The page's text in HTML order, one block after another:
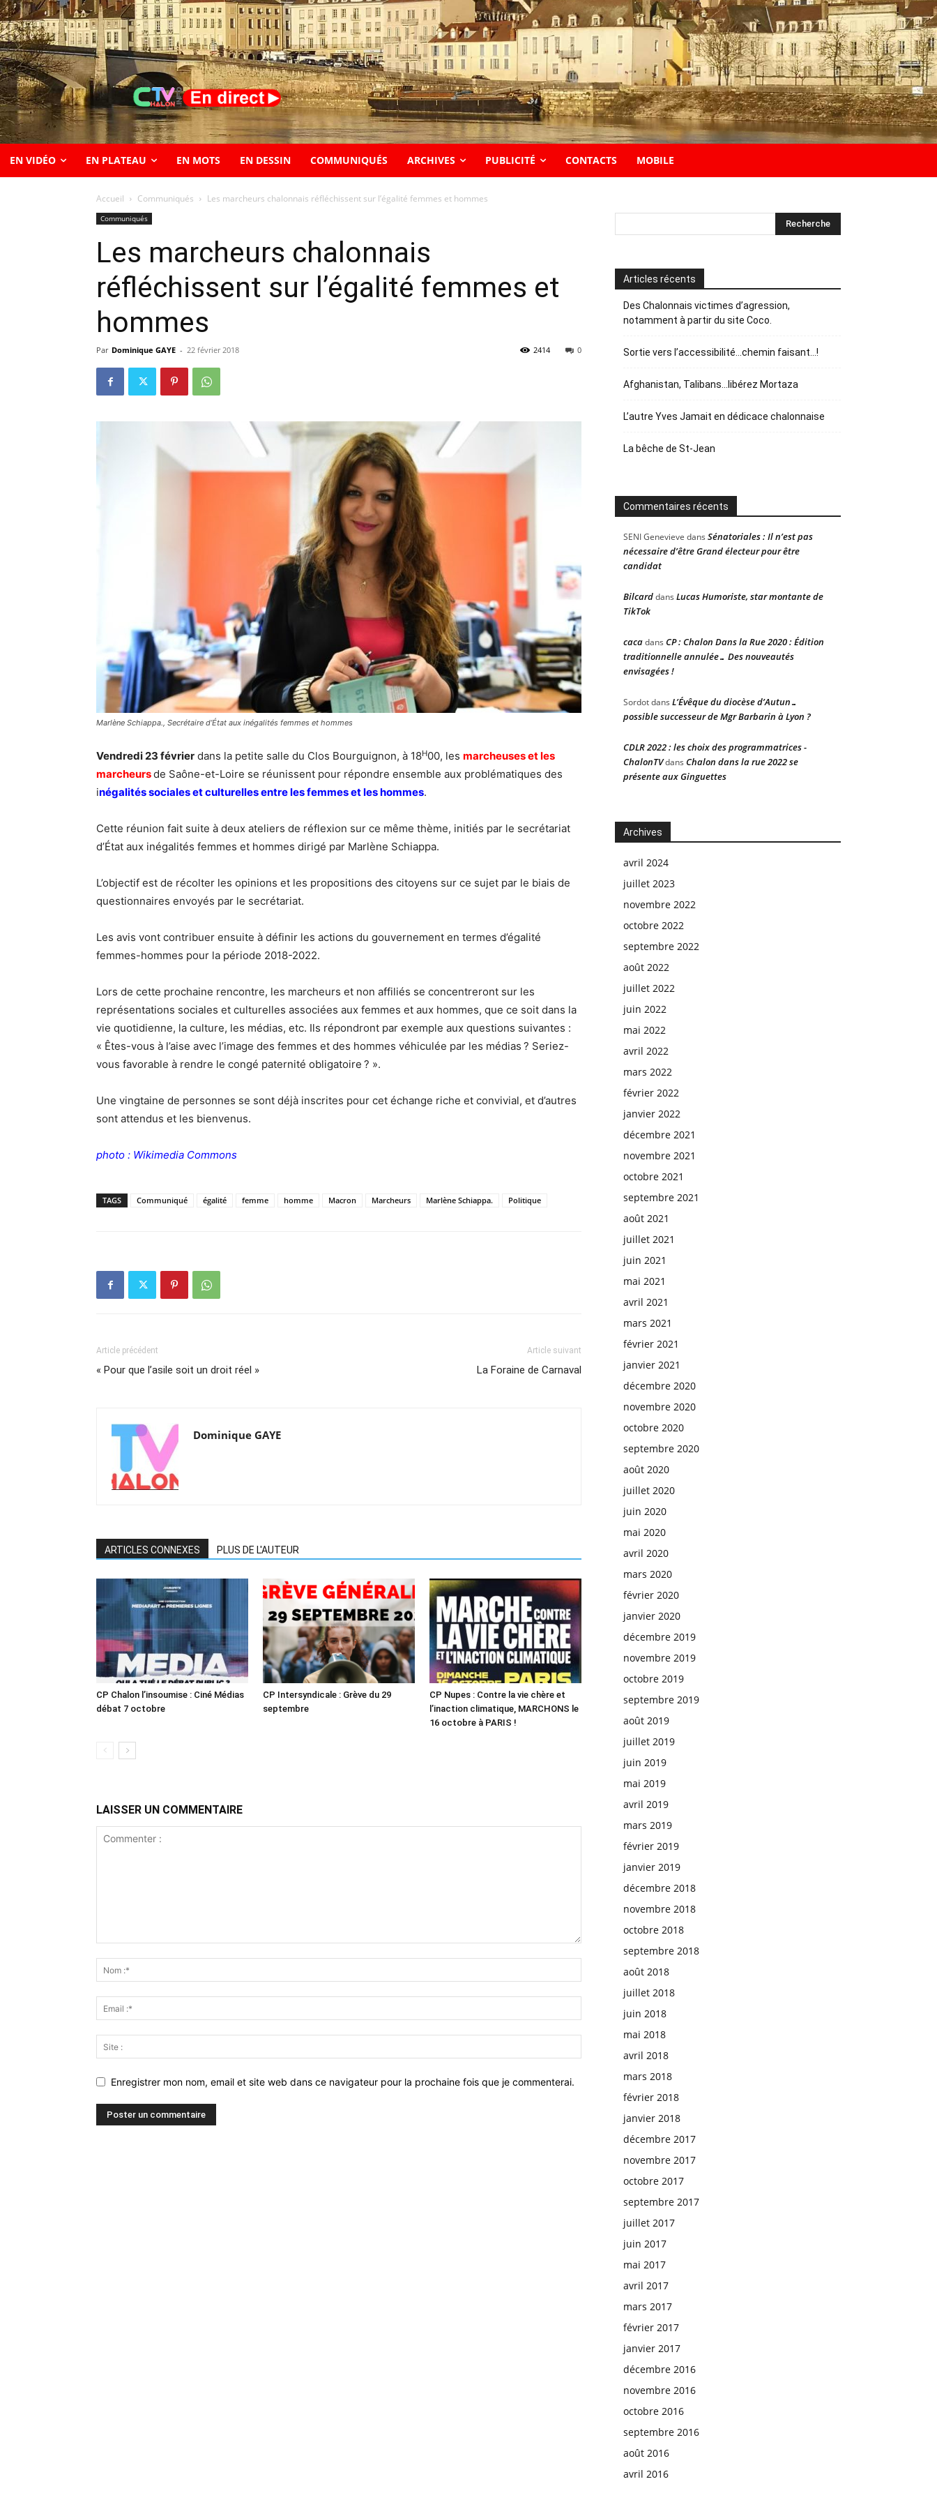
EN VIDÉO EN PLATEAU EN MOTS EN DESSIN COMMUNIQUÉS ARCHIVES PUBLICITÉ CONTACTS MOBILE
Accueil Communiqués Les marcheurs chalonnais réfléchissent sur l’égalité femmes et hommes
Communiqués
Les marcheurs chalonnais
réfléchissent sur l’égalité femmes et
hommes
Par Dominique GAYE - 22 février 2018 0
2414
Marlène Schiappa., Secrétaire d’État aux inégalités femmes et hommes
Vendredi 23 février dans la petite salle du Clos Bourguignon, à 18H00, les marcheuses et les
marcheursde Saône-et-Loire se réunissent pour répondre ensemble aux problématiques des
inégalités sociales et culturelles entre les femmes et les hommes.
Cette réunion fait suite à deux ateliers de réflexion sur ce même thème, initiés par le secrétariat
d’État aux inégalités femmes et hommes dirigé par Marlène Schiappa.
L’objectif est de récolter les opinions et les propositions des citoyens sur ce sujet par le biais de
questionnaires envoyés par le secrétariat.
Les avis vont contribuer ensuite à définir les actions du gouvernement en termes d’égalité
femmes-hommes pour la période 2018-2022.
Lors de cette prochaine rencontre, les marcheurs et non affiliés se concentreront sur les
représentations sociales et culturelles associées aux femmes et aux hommes, que ce soit dans la
vie quotidienne, la culture, les médias, etc. Ils répondront par exemple aux questions suivantes :
« Êtes-vous à l’aise avec l’image des femmes et des hommes véhiculée par les médias ? Seriez-
vous favorable à rendre le congé paternité obligatoire ? ».
Une vingtaine de personnes se sont déjà inscrites pour cet échange riche et convivial, et d’autres
sont attendus et les bienvenus.
photo : Wikimedia Commons
TAGS Communiqué égalité femme homme Macron Marcheurs Marlène Schiappa. Politique
Article précédent
« Pour que l’asile soit un droit réel »
Article suivant
La Foraine de Carnaval
Dominique GAYE
ARTICLES CONNEXES PLUS DE L'AUTEUR
CP Chalon l’insoumise : Ciné Médias
débat 7 octobre
CP Intersyndicale : Grève du 29
septembre
CP Nupes : Contre la vie chère et
l’inaction climatique, MARCHONS le
16 octobre à PARIS !
LAISSER UN COMMENTAIRE
Enregistrer mon nom, email et site web dans ce navigateur pour la prochaine fois que je commenterai.
Articles récents
Des Chalonnais victimes d’agression,
notamment à partir du site Coco.
Sortie vers l’accessibilité…chemin faisant…!
Afghanistan, Talibans…libérez Mortaza
L’autre Yves Jamait en dédicace chalonnaise
La bêche de St-Jean
Commentaires récents
SENI Genevieve dans Sénatoriales : Il n’est pas
nécessaire d’être Grand électeur pour être
candidat
Bilcarddans Lucas Humoriste, star montante de
TikTok
cacadans CP : Chalon Dans la Rue 2020 : Édition
traditionnelle annulée… Des nouveautés
envisagées !
Sordotdans L’Évêque du diocèse d’Autun…
possible successeur de Mgr Barbarin à Lyon ?
CDLR 2022 : les choix des programmatrices -
ChalonTVdans Chalon dans la rue 2022 se
présente aux Ginguettes
Archives
avril 2024
juillet 2023
novembre 2022
octobre 2022
septembre 2022
août 2022
juillet 2022
juin 2022
mai 2022
avril 2022
mars 2022
février 2022
janvier 2022
décembre 2021
novembre 2021
octobre 2021
septembre 2021
août 2021
juillet 2021
juin 2021
mai 2021
avril 2021
mars 2021
février 2021
janvier 2021
décembre 2020
novembre 2020
octobre 2020
septembre 2020
août 2020
juillet 2020
juin 2020
mai 2020
avril 2020
mars 2020
février 2020
janvier 2020
décembre 2019
novembre 2019
octobre 2019
septembre 2019
août 2019
juillet 2019
juin 2019
mai 2019
avril 2019
mars 2019
février 2019
janvier 2019
décembre 2018
novembre 2018
octobre 2018
septembre 2018
août 2018
juillet 2018
juin 2018
mai 2018
avril 2018
mars 2018
février 2018
janvier 2018
décembre 2017
novembre 2017
octobre 2017
septembre 2017
juillet 2017
juin 2017
mai 2017
avril 2017
mars 2017
février 2017
janvier 2017
décembre 2016
novembre 2016
octobre 2016
septembre 2016
août 2016
avril 2016